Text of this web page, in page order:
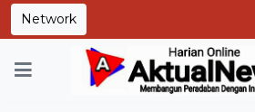
Network